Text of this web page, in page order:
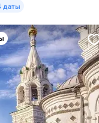
даты